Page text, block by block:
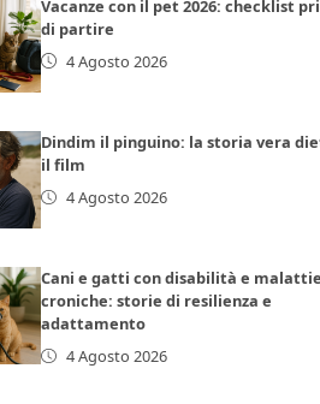
Vacanze con il pet 2026: checklist
di partire
4 Agosto 2026
Dindim il pinguino: la storia vera
il film
4 Agosto 2026
Cani e gatti con disabilità e malattie
croniche: storie di resilienza e
adattamento
4 Agosto 2026